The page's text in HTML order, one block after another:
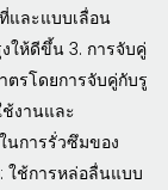
และแบบเลื่อน
ให้ดีขึ้น 3. การจับคู่
ตรโดยการจับคู่กับรู
ช้งานและ
นการรั่วซึมของ
ใช้การหล่อลื่นแบบ